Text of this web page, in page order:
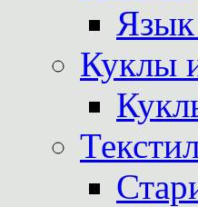
Язык
Куклы